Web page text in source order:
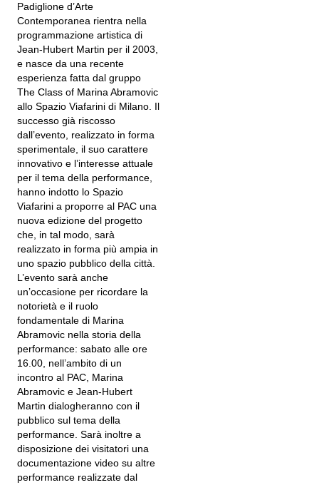
Padiglione d’Arte
Contemporanea rientra nella
programmazione artistica di
Jean-Hubert Martin per il 2003,
e nasce da una recente
esperienza fatta dal gruppo
The Class of Marina Abramovic
allo Spazio Viafarini di Milano. Il
successo già riscosso
dall’evento, realizzato in forma
sperimentale, il suo carattere
innovativo e l’interesse attuale
per il tema della performance,
hanno indotto lo Spazio
Viafarini a proporre al PAC una
nuova edizione del progetto
che, in tal modo, sarà
realizzato in forma più ampia in
uno spazio pubblico della città.
L’evento sarà anche
un’occasione per ricordare la
notorietà e il ruolo
fondamentale di Marina
Abramovic nella storia della
performance: sabato alle ore
16.00, nell’ambito di un
incontro al PAC, Marina
Abramovic e Jean-Hubert
Martin dialogheranno con il
pubblico sul tema della
performance. Sarà inoltre a
disposizione dei visitatori una
documentazione video su altre
performance realizzate dal